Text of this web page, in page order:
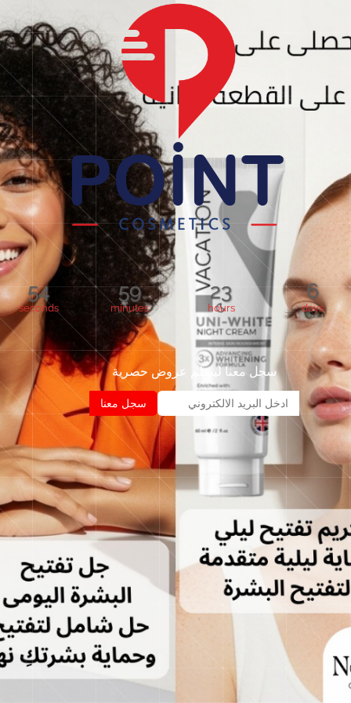
6
days
23
hours
59
minutes
54
seconds
سجل معنا ليصلم عروض حصرية